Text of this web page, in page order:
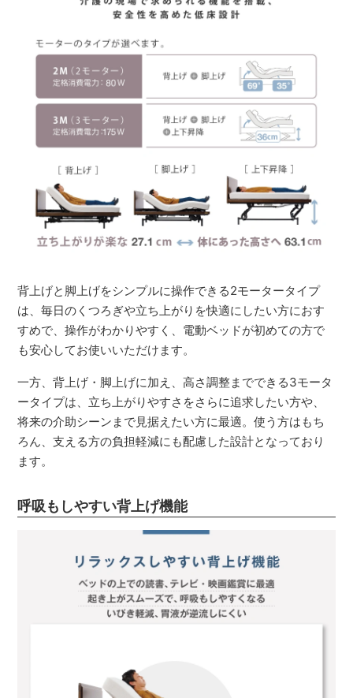
背上げと脚上げをシンプルに操作できる2モータータイプ
は、毎日のくつろぎや立ち上がりを快適にしたい方におす
すめで、操作がわかりやすく、電動ベッドが初めての方で
も安心してお使いいただけます。
一方、背上げ・脚上げに加え、高さ調整までできる3モータ
ータイプは、立ち上がりやすさをさらに追求したい方や、
将来の介助シーンまで見据えたい方に最適。使う方はもち
ろん、支える方の負担軽減にも配慮した設計となっており
ます。
呼吸もしやすい背上げ機能